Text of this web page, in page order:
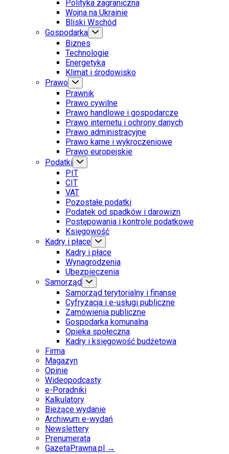
Polityka zagraniczna
Wojna na Ukrainie
Bliski Wschód
Gospodarka
Biznes
Technologie
Energetyka
Klimat i środowisko
Prawo
Prawnik
Prawo cywilne
Prawo handlowe i gospodarcze
Prawo internetu i ochrony danych
Prawo administracyjne
Prawo karne i wykroczeniowe
Prawo europejskie
Podatki
PIT
CIT
VAT
Pozostałe podatki
Podatek od spadków i darowizn
Postępowania i kontrole podatkowe
Księgowość
Kadry i płace
Kadry i płace
Wynagrodzenia
Ubezpieczenia
Samorząd
Samorząd terytorialny i finanse
Cyfryzacja i e-usługi publiczne
Zamówienia publiczne
Gospodarka komunalna
Opieka społeczna
Kadry i księgowość budżetowa
Firma
Magazyn
Opinie
Wideopodcasty
e-Poradniki
Kalkulatory
Bieżące wydanie
Archiwum e-wydań
Newslettery
Prenumerata
GazetaPrawna.pl →